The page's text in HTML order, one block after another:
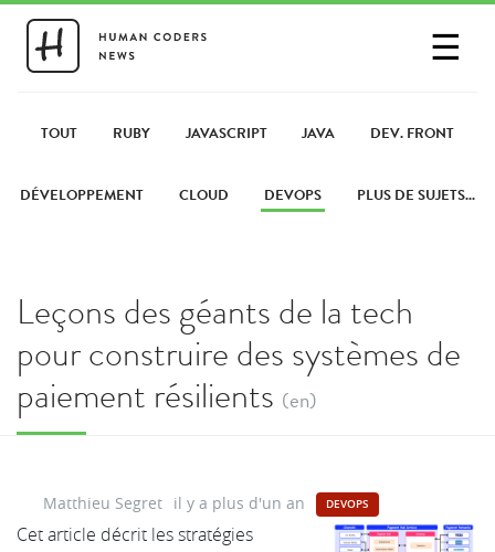
☰
PARTAGER UN LIEN
TOUT RUBY JAVASCRIPT JAVA DEV. FRONT
DÉVELOPPEMENT CLOUD DEVOPS PLUS DE SUJETS...
Leçons des géants de la tech
pour construire des systèmes de
paiement résilients (en)
Matthieu Segret il y a plus d'un an DEVOPS
Cet article décrit les stratégies